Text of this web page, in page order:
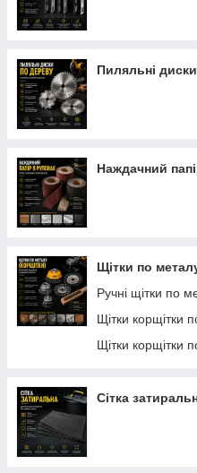
Пиляльні
Наждачний
Щітки по
Ручні щітки по
Щітки корщітки
Щітки корщітки
Сітка